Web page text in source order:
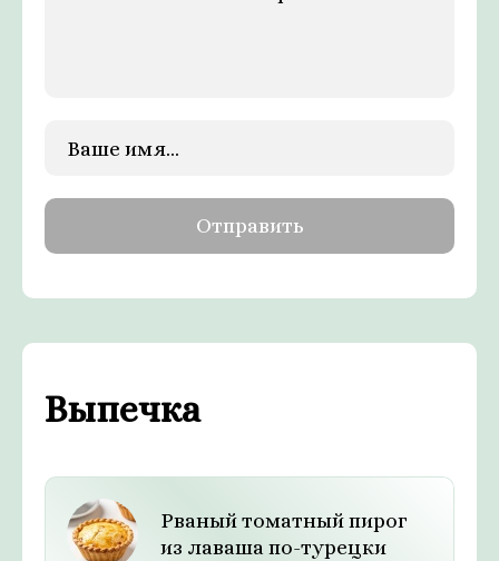
Выпечка
Рваный томатный пирог
из лаваша по-турецки